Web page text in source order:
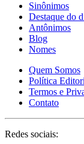
Sinônimos
Destaque do
Antônimos
Blog
Nomes
Quem Somos
Política
Termos e
Contato
Redes sociais: